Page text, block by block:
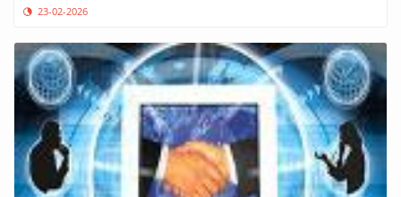
23-02-2026